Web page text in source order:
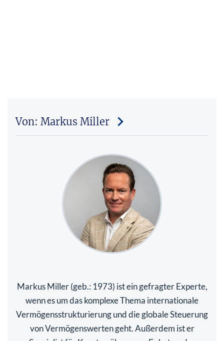
Von: Markus Miller
Markus Miller (geb.: 1973) ist ein gefragter Experte,
wenn es um das komplexe Thema internationale
Vermögensstrukturierung und die globale Steuerung
von Vermögenswerten geht. Außerdem ist er